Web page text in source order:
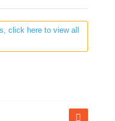
click here to view all